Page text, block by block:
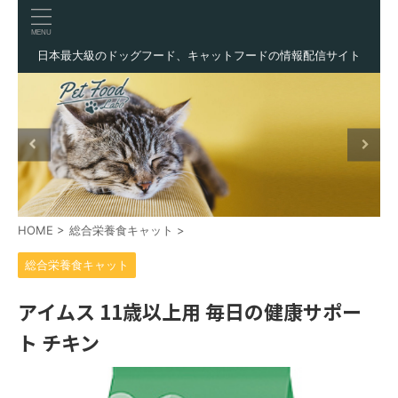
日本最大級のドッグフード、キャットフードの情報配信サイト
HOME > 総合栄養食キャット >
総合栄養食キャット
アイムス 11歳以上用 毎日の健康サポー
ト チキン